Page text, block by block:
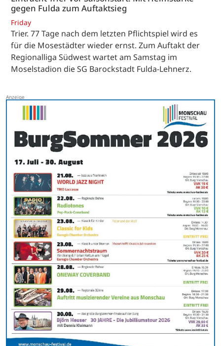
gegen Fulda zum Auftaktsieg
Friday
Trier. 77 Tage nach dem letzten Pflichtspiel wird es
für die Mosestädter wieder ernst. Zum Auftakt der
Regionalliga Südwest wartet am Samstag im
Moselstadion die SG Barockstadt Fulda-Lehnerz.